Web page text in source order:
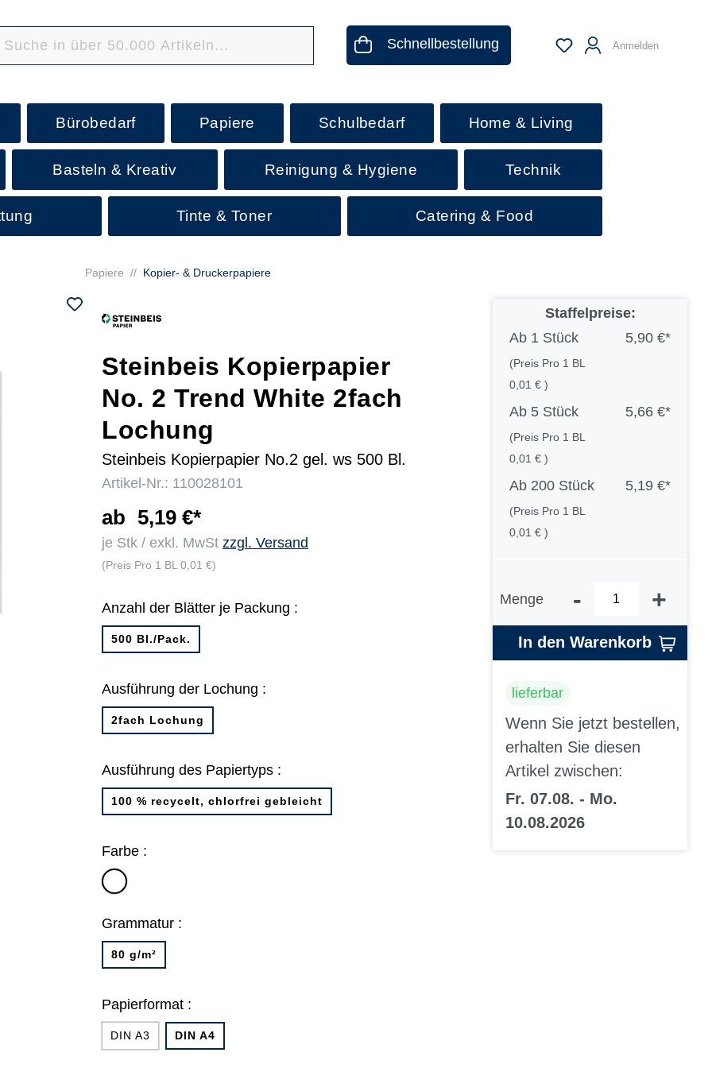
Schnellbestellung Anmelden
Bürobedarf Papiere Schulbedarf Home & Living
Basteln & Kreativ Reinigung & Hygiene Technik
Tinte & Toner Catering & Food
Papiere // Kopier- & Druckerpapiere
Steinbeis Kopierpapier
No. 2 Trend White 2fach
Lochung
Steinbeis Kopierpapier No.2 gel. ws 500 Bl.
Artikel-Nr.: 110028101
ab 5,19 €*
je Stk / exkl. MwSt zzgl. Versand
(Preis Pro 1 BL 0,01 €)
Anzahl der Blätter je Packung :
500 Bl./Pack.
Ausführung der Lochung :
2fach Lochung
Ausführung des Papiertyps :
100 % recycelt, chlorfrei gebleicht
Farbe :
weiß
Grammatur :
80 g/m²
Papierformat :
DIN A3 DIN A4
Staffelpreise:
Ab 1 Stück 5,90 €*
(Preis Pro 1 BL
0,01 € )
Ab 5 Stück 5,66 €*
(Preis Pro 1 BL
0,01 € )
Ab 200 Stück 5,19 €*
(Preis Pro 1 BL
0,01 € )
Menge - +
In den Warenkorb
lieferbar
Wenn Sie jetzt bestellen,
erhalten Sie diesen
Artikel zwischen:
Fr. 07.08. - Mo.
10.08.2026